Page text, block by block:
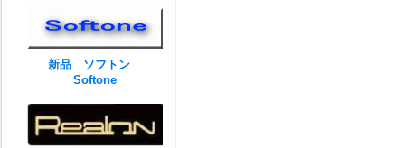
新品 ソフトン
Softone